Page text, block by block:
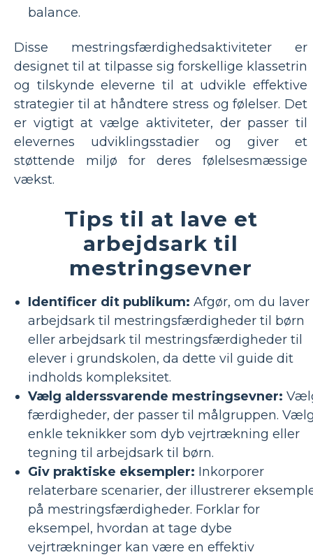
balance.
Disse mestringsfærdighedsaktiviteter er
designet til at tilpasse sig forskellige klassetrin
og tilskynde eleverne til at udvikle effektive
strategier til at håndtere stress og følelser. Det
er vigtigt at vælge aktiviteter, der passer til
elevernes udviklingsstadier og giver et
støttende miljø for deres følelsesmæssige
vækst.
Tips til at lave et
arbejdsark til
mestringsevner
Identificer dit publikum: Afgør, om du laver
arbejdsark til mestringsfærdigheder til børn
eller arbejdsark til mestringsfærdigheder til
elever i grundskolen, da dette vil guide dit
indholds kompleksitet.
Vælg alderssvarende mestringsevner:
færdigheder, der passer til målgruppen.
enkle teknikker som dyb vejrtrækning eller
tegning til arbejdsark til børn.
Giv praktiske eksempler: Inkorporer
relaterbare scenarier, der illustrerer
på mestringsfærdigheder. Forklar for
eksempel, hvordan at tage dybe
vejrtrækninger kan være en effektiv